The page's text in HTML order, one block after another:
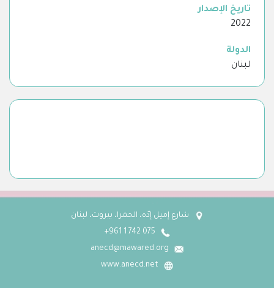
تاريخ الإصدار
2022
الدولة
لبنان
شارع إميل إدّه، الحمرا، بيروت، لبنان
075 742 1 961+
anecd@mawared.org
www.anecd.net